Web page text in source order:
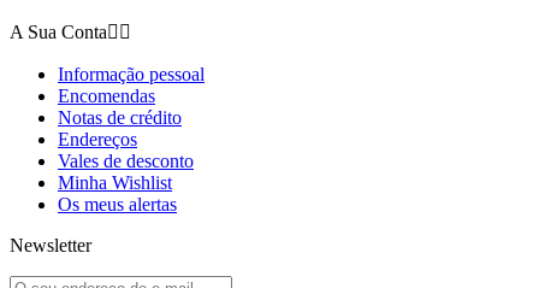
A Sua Conta 
Informação pessoal
Encomendas
Notas de crédito
Endereços
Vales de desconto
Minha Wishlist
Os meus alertas
Newsletter